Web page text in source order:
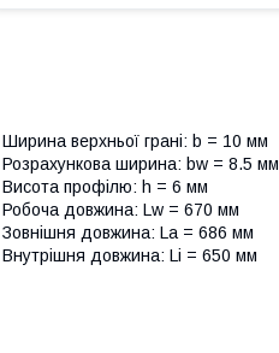
Ширина верхньої грані: b = 10 мм
Розрахункова ширина: bw = 8.5 мм
Висота профілю: h = 6 мм
Робоча довжина: Lw = 670 мм
Зовнішня довжина: La = 686 мм
Внутрішня довжина: Li = 650 мм